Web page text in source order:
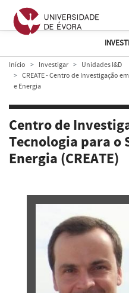
Início Investigar
Unidades I&D
CREATE - Centro de Investigação
e Energia
Centro de
Tecnologia para o
Energia (CREATE)